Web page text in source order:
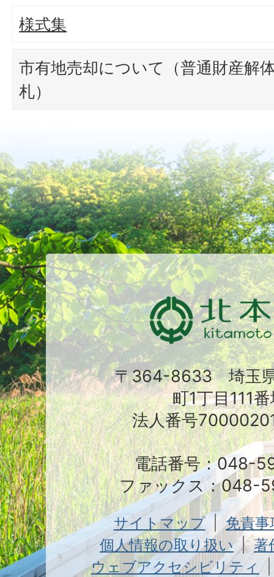
様式集
市有地売却について（普通財産解
札）
〒364-8633 埼玉
町1丁目111
法人番号
電話番号：048-
ファックス：048-
サイトマップ
免責
個人情報の取り扱い
著
ウェブアクセシビリティ